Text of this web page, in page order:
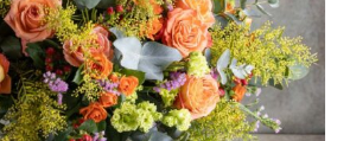
la
page
du
produit